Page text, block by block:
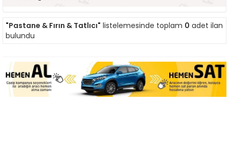
"Pastane & Fırın & Tatlıcı" listelemesinde toplam 0 adet ilan
bulundu